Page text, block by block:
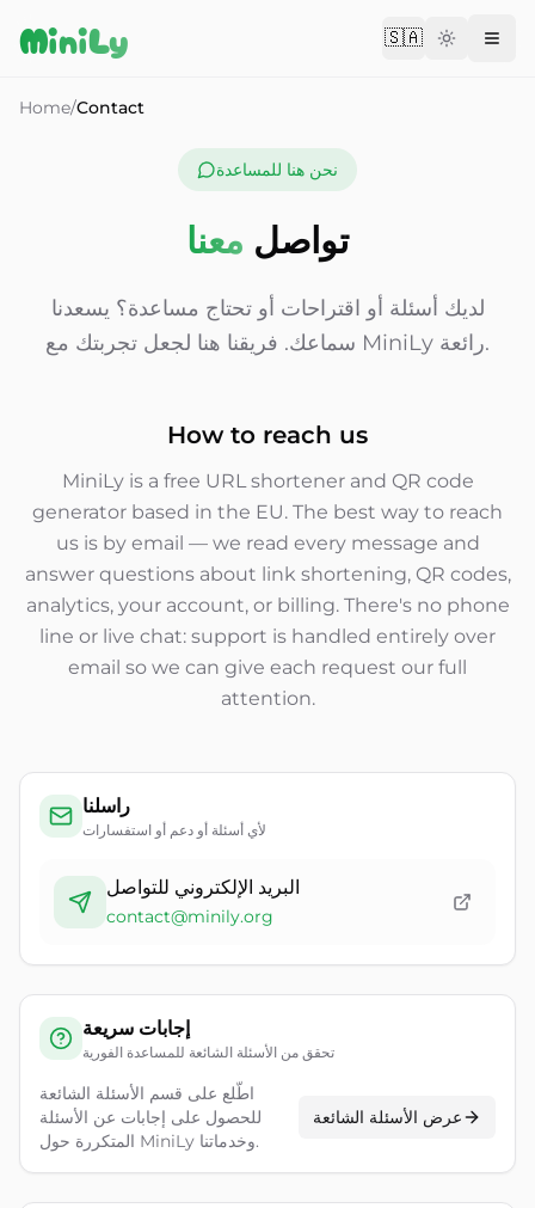
MiniLy 🇸🇦Change
Home/Contact
نحن هنا للمساعدة
تواصل معنا
لديك أسئلة أو اقتراحات أو تحتاج مساعدة؟ يسعدنا
سماعك. فريقنا هنا لجعل تجربتك مع MiniLy رائعة.
How to reach us
MiniLy is a free URL shortener and QR code
generator based in the EU. The best way to reach
us is by email — we read every message and
answer questions about link shortening, QR codes,
analytics, your account, or billing. There's no phone
line or live chat: support is handled entirely over
email so we can give each request our full
attention.
راسلنا
لأي أسئلة أو دعم أو استفسارات
البريد الإلكتروني للتواصل
contact@minily.org
إجابات سريعة
تحقق من الأسئلة الشائعة للمساعدة الفورية
اطّلع على قسم الأسئلة الشائعة
للحصول على إجابات عن الأسئلة
المتكررة حول MiniLy وخدماتنا.
عرض الأسئلة الشائعة